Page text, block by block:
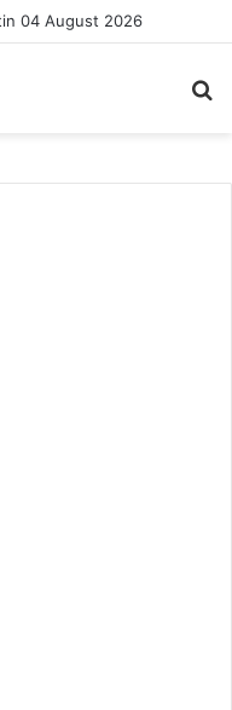
04 August 2026